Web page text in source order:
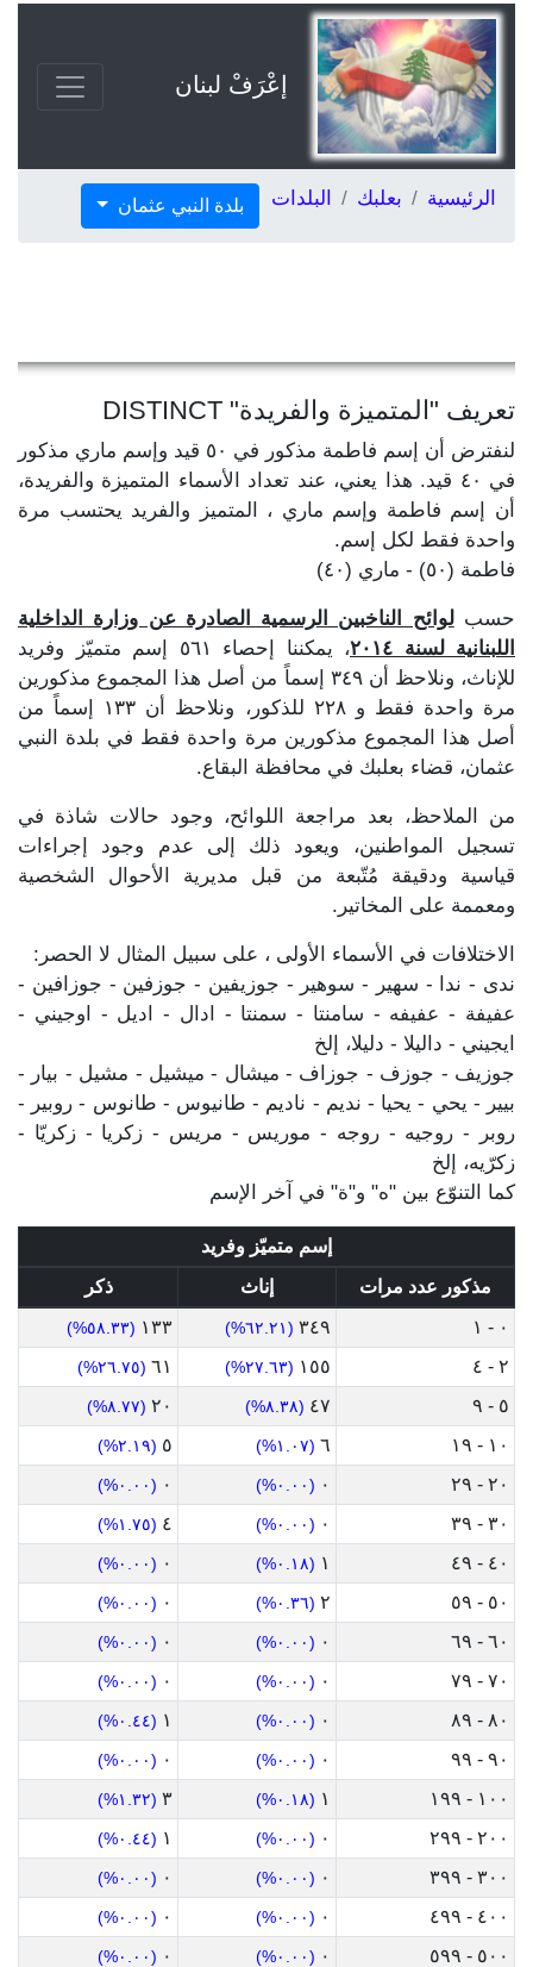
إعْرَفْ لبنان
الرئيسية بعلبك البلدات بلدة النبي عثمان
تعريف "المتميزة والفريدة" DISTINCT
لنفترض أن إسم فاطمة مذكور في ٥٠ قيد وإسم ماري مذكور
في ٤٠ قيد. هذا يعني، عند تعداد الأسماء المتميزة والفريدة،
أن إسم فاطمة وإسم ماري ، المتميز والفريد يحتسب مرة
واحدة فقط لكل إسم.
فاطمة (٥٠) - ماري (٤٠)
حسبلوائح الناخبين الرسمية الصادرة عن وزارة الداخلية
اللبنانية لسنة ٢٠١٤
، يمكننا إحصاء ٥٦١ إسم متميّز وفريد
للإناث، ونلاحظ أن ٣٤٩ إسماً من أصل هذا المجموع مذكورين
مرة واحدة فقط و ٢٢٨ للذكور، ونلاحظ أن ١٣٣ إسماً من
أصل هذا المجموع مذكورين مرة واحدة فقط في بلدة النبي
عثمان، قضاء بعلبك في محافظة البقاع.
من الملاحظ، بعد مراجعة اللوائح، وجود حالات شاذة في
تسجيل المواطنين، ويعود ذلك إلى عدم وجود إجراءات
قياسية ودقيقة مُتّبعة من قبل مديرية الأحوال الشخصية
ومعممة على المخاتير.
الاختلافات في الأسماء الأولى ، على سبيل المثال لا الحصر:
ندى - ندا - سهير - سوهير - جوزيفين - جوزفين - جوزافين -
عفيفة - عفيفه - سامنتا - سمنتا - ادال - اديل - اوجيني -
ايجيني - داليلا - دليلا، إلخ
جوزيف - جوزف - جوزاف - ميشال - ميشيل - مشيل - بيار -
بيير - يحي - يحيا - نديم - ناديم - طانيوس - طانوس - روبير -
روبر - روجيه - روجه - موريس - مريس - زكريا - زكريّا -
زكرّيه، إلخ
كما التنوّع بين "ه" و"ة" في آخر الإسم
إسم متميّز وفريد
مذكور عدد مرات
إناث
ذكر
٠ - ١
٣٤٩ (٦٢.٢١%) ١٣٣ (٥٨.٣٣%)
٢ - ٤ ١٥٥ (٢٧.٦٣%) ٦١ (٢٦.٧٥%)
٥ - ٩ ٤٧ (٨.٣٨%) ٢٠ (٨.٧٧%)
١٠ - ١٩ ٦ (١.٠٧%) ٥ (٢.١٩%)
٢٠ - ٢٩ ٠ (٠.٠٠%) ٠ (٠.٠٠%)
٣٠ - ٣٩ ٠ (٠.٠٠%) ٤ (١.٧٥%)
٤٠ - ٤٩ ١ (٠.١٨%) ٠ (٠.٠٠%)
٥٠ - ٥٩ ٢ (٠.٣٦%) ٠ (٠.٠٠%)
٦٠ - ٦٩ ٠ (٠.٠٠%) ٠ (٠.٠٠%)
٧٠ - ٧٩ ٠ (٠.٠٠%) ٠ (٠.٠٠%)
٨٠ - ٨٩ ٠ (٠.٠٠%) ١ (٠.٤٤%)
٩٠ - ٩٩ ٠ (٠.٠٠%) ٠ (٠.٠٠%)
١٠٠ - ١٩٩ ١ (٠.١٨%) ٣ (١.٣٢%)
٢٠٠ - ٢٩٩ ٠ (٠.٠٠%) ١ (٠.٤٤%)
٣٠٠ - ٣٩٩ ٠ (٠.٠٠%) ٠ (٠.٠٠%)
٤٠٠ - ٤٩٩ ٠ (٠.٠٠%) ٠ (٠.٠٠%)
٥٠٠ - ٥٩٩ ٠ (٠.٠٠%) ٠ (٠.٠٠%)